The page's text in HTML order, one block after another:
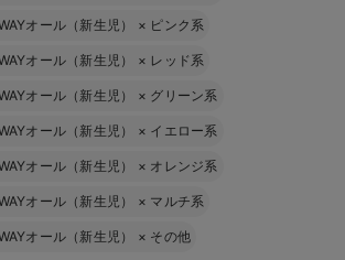
オール（新生児） × ピンク系
オール（新生児） × レッド系
オール（新生児） × グリーン系
オール（新生児） × イエロー系
オール（新生児） × オレンジ系
オール（新生児） × マルチ系
オール（新生児） × その他